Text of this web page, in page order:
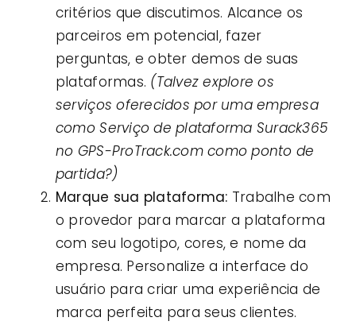
critérios que discutimos. Alcance os
parceiros em potencial, fazer
perguntas, e obter demos de suas
plataformas. (Talvez explore os
serviços oferecidos por uma empresa
comoServiço de plataforma Surack365
no GPS-ProTrack.com como ponto de
partida?)
Marque sua plataforma: Trabalhe com
o provedor para marcar a plataforma
com seu logotipo, cores, e nome da
empresa. Personalize a interface do
usuário para criar uma experiência de
marca perfeita para seus clientes.